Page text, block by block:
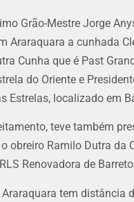
Grão-Mestre Jorge
Araraquara a cunhada
Cunha que é Past
do Oriente e
Estrelas, localizado em
teve também
obreiro Ramilo Dutra da
Renovadora de
Araraquara tem distância